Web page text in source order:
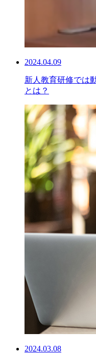
2024.04.09
新人教育研修では
とは？
2024.03.08